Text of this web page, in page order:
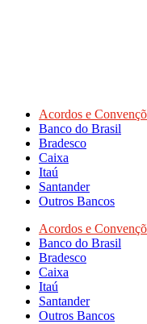
Acordos e
Banco do Brasil
Bradesco
Caixa
Itaú
Santander
Outros Bancos
Acordos e
Banco do Brasil
Bradesco
Caixa
Itaú
Santander
Outros Bancos